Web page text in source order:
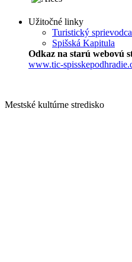
Užitočné linky
Turistický
Spišská Kapitula
Odkaz na starú webovú
www.tic-
Mestské kultúrne stredisko